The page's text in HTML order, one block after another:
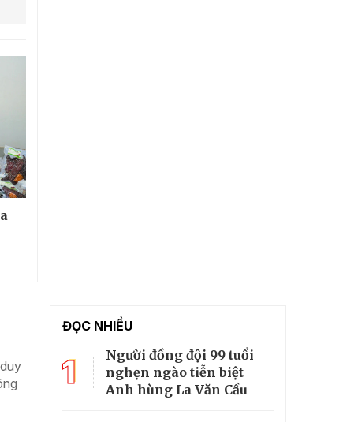
ĐỌC NHIỀU
1
Người đồng đội 99 tuổi
nghẹn ngào tiễn biệt
Anh hùng La Văn Cầu